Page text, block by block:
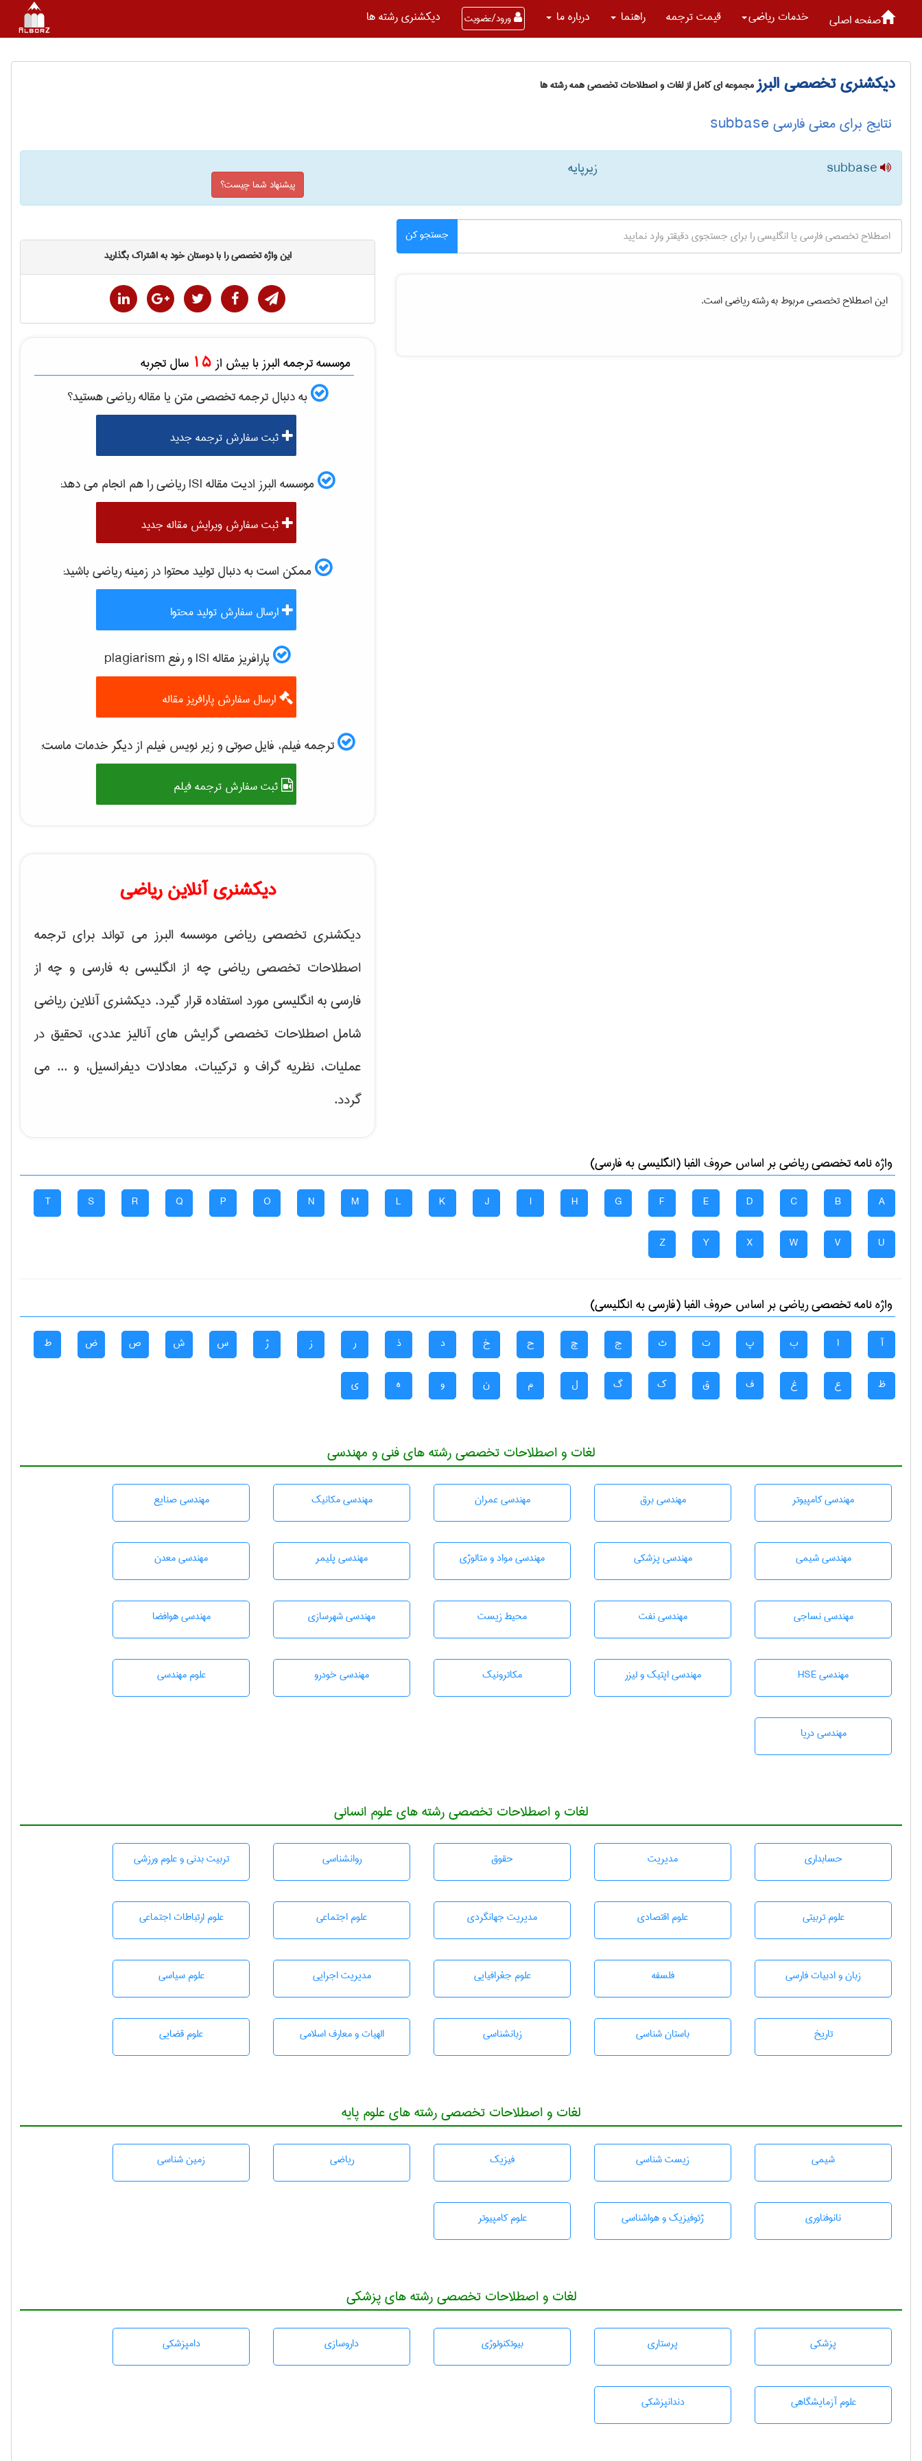
صفحه اصلی خدمات رياضی قیمت ترجمه راهنما درباره ما ورود/عضویت دیکشنری رشته ها
دیکشنری تخصصی البرزمجموعه ای کامل از لغات و اصطلاحات تخصصی همه رشته ها
نتایج برای معنی فارسی subbase
subbase زیرپایه
پیشنهاد شما چیست؟
جستجو کن
این اصطلاح تخصصی مربوط به رشتهرياضیاست.
این واژه تخصصی را با دوستان خود به اشتراک بگذارید
موسسه ترجمه البرز با بیش از 15 سال تجربه
به دنبال ترجمه تخصصی متن یا مقالهرياضیهستید؟
ثبت سفارش ترجمه جدید
موسسه البرز ادیت مقاله ISI رياضیرا هم انجام می دهد:
ثبت سفارش ویرایش مقاله جدید
ممکن است به دنبال تولید محتوا در زمینهرياضیباشید:
ارسال سفارش تولید محتوا
پارافریز مقاله ISI و رفع plagiarism
ارسال سفارش پارافریز مقاله
ترجمه فیلم، فایل صوتی و زیر نویس فیلم از دیگر خدمات ماست:
ثبت سفارش ترجمه فیلم
دیکشنری آنلاین ریاضی
دیکشنری تخصصی ریاضی موسسه البرز می تواند برای ترجمه
اصطلاحات تخصصی ریاضی چه از انگلیسی به فارسی و چه از
فارسی به انگلیسی مورد استفاده قرار گیرد. دیکشنری آنلاین ریاضی
شامل اصطلاحات تخصصی گرایش هایآنالیز عددی، تحقیق در
عملیات، نظریه گراف و تركیبات، معادلات دیفرانسیل، و ... می
گردد.
واژه نامه تخصصیرياضیبر اساس حروف الفبا (انگلیسی به فارسی)
A
B
C
D
E
F
G
H
I
J
K
L
M
N
O
P
Q
R
S
T
U
V
W
X
Y
Z
واژه نامه تخصصیرياضیبر اساس حروف الفبا (فارسی به انگلیسی)
آ ا ب پ ت ث ج چ ح خ د ذ ر ز ژ س ش ص ض ط
ظ ع غ ف ق ک گ ل م ن و ه ی
لغات و اصطلاحات تخصصی رشته های فنی و مهندسی
مهندسی كامپيوتر مهندسی برق مهندسی عمران مهندسی مکانیک مهندسی صنايع
مهندسي شيمی مهندسی پزشکی مهندسی مواد و متالوژی مهندسی پليمر مهندسی معدن
مهندسي نساجی مهندسی نفت محيط زيست مهندسی شهرسازی مهندسی هوافضا
مهندسی HSE مهندسی اپتیک و لیزر مکاترونیک مهندسی خودرو علوم مهندسی
مهندسی دریا
لغات و اصطلاحات تخصصی رشته های علوم انسانی
حسابداری مديريت حقوق روانشناسی تربيت بدنی و علوم ورزشی
علوم تربيتی علوم اقتصادی مديريت جهانگردی علوم اجتماعی علوم ارتباطات اجتماعی
زبان و ادبيات فارسی فلسفه علوم جغرافيايی مديريت اجرايی علوم سياسی
تاريخ باستان شناسی زبانشناسی الهیات و معارف اسلامی علوم قضایی
لغات و اصطلاحات تخصصی رشته های علوم پایه
شيمی زيست شناسی فیزیک رياضی زمين شناسی
نانوفناوری ژئوفيزيك و هواشناسی علوم کامپیوتر
لغات و اصطلاحات تخصصی رشته های پزشکی
پزشكی پرستاری بيوتكنولوژی داروسازی دامپزشكی
علوم آزمايشگاهی دندانپزشكی